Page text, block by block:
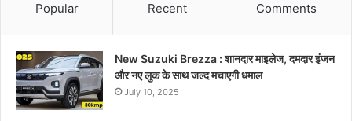
Popular Recent Comments
New Suzuki Brezza : शानदार माइलेज, दमदार इंजन
और नए लुक के साथ जल्द मचाएगी धमाल
July 10, 2025